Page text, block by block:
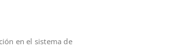
en el sistema de